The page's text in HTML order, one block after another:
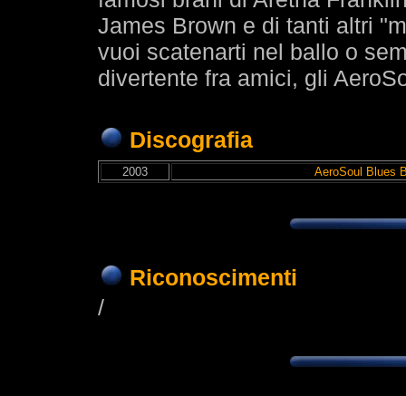
James Brown e di tanti altri
vuoi scatenarti nel ballo o
divertente fra amici, gli
Discografia
2003 AeroSoul Blues
Riconoscimenti
/